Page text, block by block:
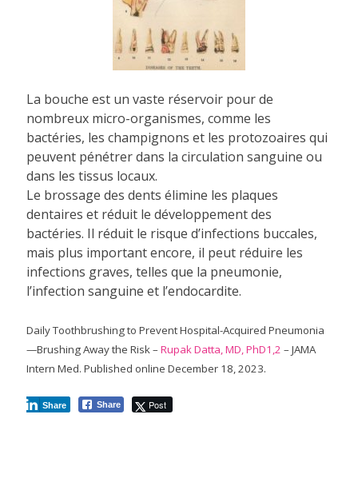
La bouche est un vaste réservoir pour de
nombreux micro-organismes, comme les
bactéries, les champignons et les protozoaires qui
peuvent pénétrer dans la circulation sanguine ou
dans les tissus locaux.
Le brossage des dents élimine les plaques
dentaires et réduit le développement des
bactéries. Il réduit le risque d’infections buccales,
mais plus important encore, il peut réduire les
infections graves, telles que la pneumonie,
l’infection sanguine et l’endocardite.
Daily Toothbrushing to Prevent Hospital-Acquired Pneumonia
—Brushing Away the Risk –Rupak Datta, MD, PhD1,2 –JAMA
Intern Med.Published online December 18, 2023.
Share Post
Share